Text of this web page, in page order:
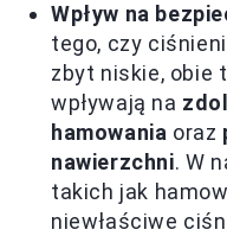
Wpływ na
tego, czy
zbyt niskie, obie
wpływają na
hamowania oraz
nawierzchni. W
takich jak
niewłaściwe